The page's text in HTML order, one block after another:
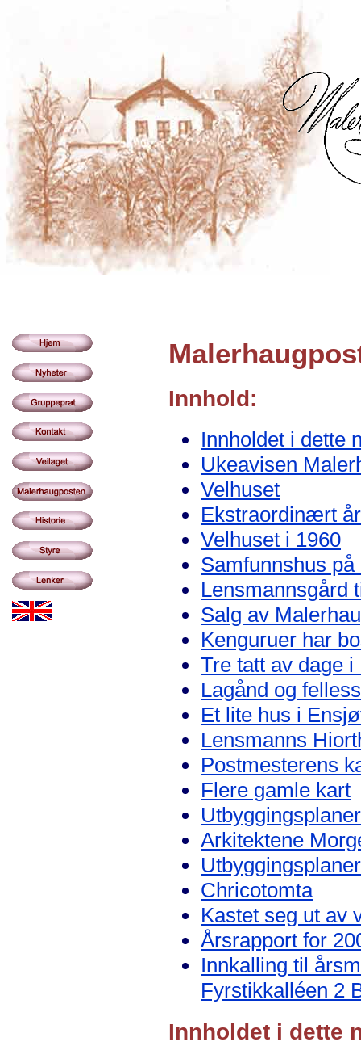
Innhold:
Innholdet i dette
Ukeavisen
Velhuset
Ekstraordinært
Velhuset i 1960
Samfunnshus
Lensmannsgård
Salg av
Kenguruer har
Tre tatt av dage
Lagånd og
Et lite hus i
Lensmanns
Postmesterens
Flere gamle kart
Arkitektene
Chricotomta
Kastet seg ut av
Årsrapport for
Innkalling til
Fyrstikkalléen 2
Innholdet i dette